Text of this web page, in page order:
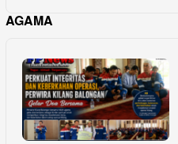
AGAMA